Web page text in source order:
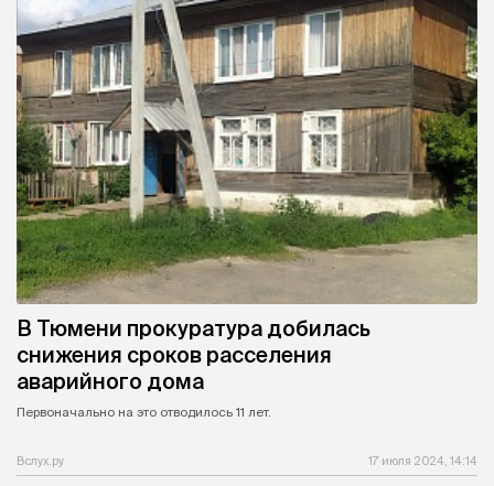
В Тюмени прокуратура добилась
снижения сроков расселения
аварийного дома
Первоначально на это отводилось 11 лет.
Вслух.ру 17 июля 2024, 14:14